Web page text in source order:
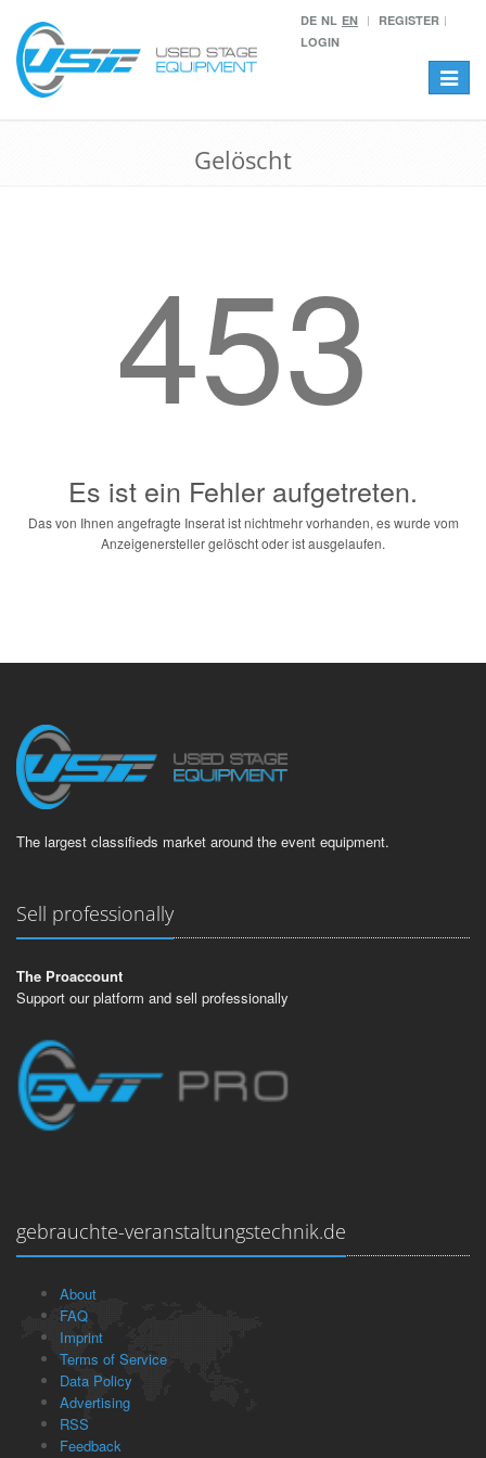
DE NL EN
REGISTER
LOGIN
Toggle
Gelöscht
453
Es ist ein Fehler aufgetreten.
Das von Ihnen angefragte Inserat ist nichtmehr vorhanden, es wurde vom
Anzeigenersteller gelöscht oder ist ausgelaufen.
The largest classifieds market around the event equipment.
Sell professionally
The Proaccount
Support our platform and sell professionally
gebrauchte-veranstaltungstechnik.de
About
FAQ
Imprint
Terms of Service
Data Policy
Advertising
RSS
Feedback